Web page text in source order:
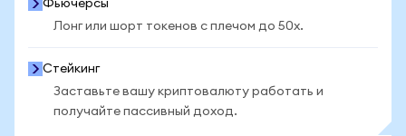
Фьючерсы
Лонг или шорт токенов с плечом до 50x.
Стейкинг
Заставьте вашу криптовалюту работать и
получайте пассивный доход.